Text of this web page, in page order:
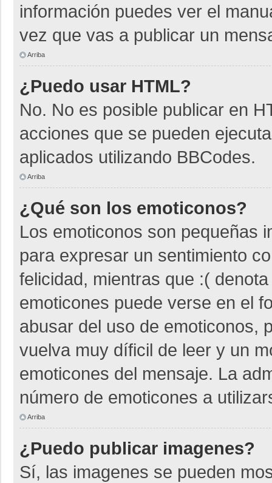
información puedes ver el
vez que vas a publicar un
Arriba
¿Puedo usar HTML?
No. No es posible publicar en
acciones que se pueden
aplicados utilizando BBCodes.
Arriba
¿Qué son los emoticonos?
Los emoticonos son pequeñas
para expresar un sentimiento
felicidad, mientras que :(
emoticones puede verse en el
abusar del uso de emoticonos,
vuelva muy díficil de leer y un
emoticones del mensaje. La
número de emoticones a
Arriba
¿Puedo publicar imagenes?
Sí, las imagenes se pueden